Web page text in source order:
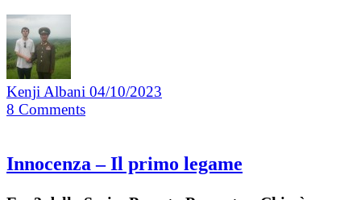
Kenji Albani 04/10/2023
8 Comments
Innocenza – Il primo legame